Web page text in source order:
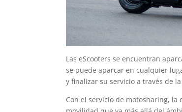
Las eScooters se encuentran
se puede aparcar en cualquier
y finalizar su servicio a través de
Con el servicio de motosharing,